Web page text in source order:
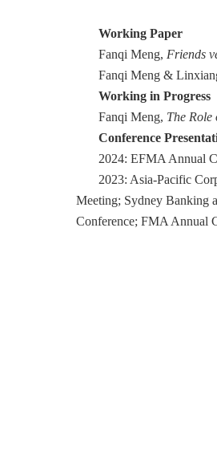
Working Paper
Fanqi Meng, Friends
Fanqi Meng &
Working in Progress
Fanqi Meng, The
Conference
2024: EFMA Annual
2023: Asia-Pacific
Meeting; Sydney Banking
Conference; FMA Annual